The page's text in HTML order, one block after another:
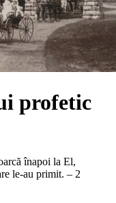
profetic
înapoi la El,
le-au primit. – 2